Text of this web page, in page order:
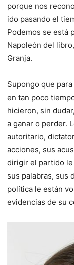
porque nos
ido pasando el
Podemos se está
Napoleón del
Granja.
Supongo que
en tan poco
hicieron, sin
a ganar o perder.
autoritario,
acciones, sus
dirigir el partido le
sus palabras, sus
política le están
evidencias de su